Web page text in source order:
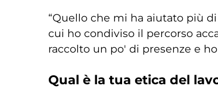
“Quello che mi ha aiutato più
cui ho condiviso il percorso
raccolto un po' di presenze e
Qual è la tua etica del